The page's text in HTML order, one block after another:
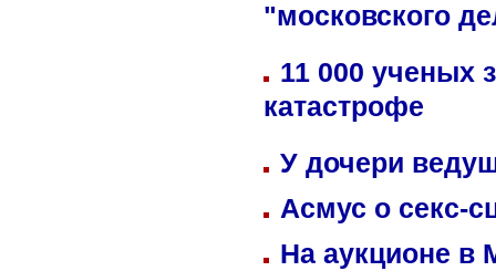
"московского
11 000 ученых
катастрофе
У дочери
Асмус о секс-
На аукционе в